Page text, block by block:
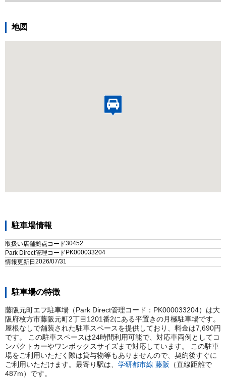
地図
駐車場情報
取扱い店舗拠点コード30452
Park Direct管理コードPK000033204
情報更新日2026/07/31
駐車場の特徴
藤阪元町エフ駐車場（Park Direct管理コード：PK000033204）は大
阪府枚方市藤阪元町2丁目1201番2にある平置きの月極駐車場です。
屋根なしで舗装された駐車スペースを提供しており、料金は7,690円
です。 この駐車スペースは24時間利用可能で、対応車両例としてコ
ンパクトカーやワンボックスサイズまで対応しています。 この駐車
場をご利用いただく際は貸与物等もありませんので、契約後すぐに
ご利用いただけます。 最寄り駅は、 学研都市線 藤阪
（直線距離で
487m） です。